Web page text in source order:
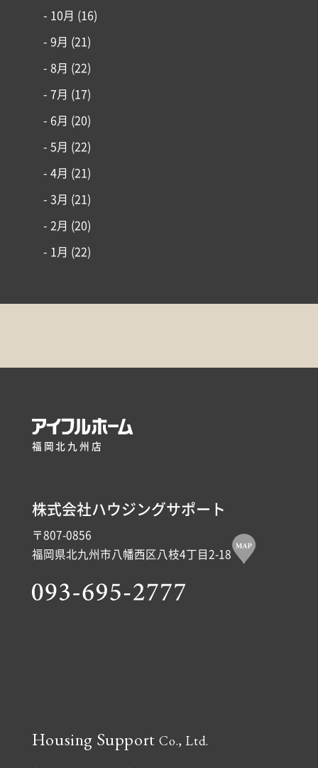
- 10月 (16)
- 9月 (21)
- 8月 (22)
- 7月 (17)
- 6月 (20)
- 5月 (22)
- 4月 (21)
- 3月 (21)
- 2月 (20)
- 1月 (22)
福岡北九州店
株式会社ハウジングサポート
〒807-0856
福岡県北九州市八幡西区八枝4丁目2-18
Housing SupportCo., Ltd.